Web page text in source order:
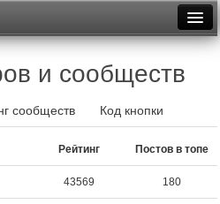
и сообществ
сообществ Код кнопки
Рейтинг Постов в топе
43569 180